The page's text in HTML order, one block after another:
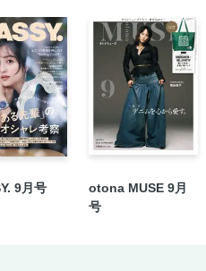
適解／夏のおでかけには“大
ファッション」を大事にし
っと楽しくする6つのこと
9月号
otona MUSE 9月
号